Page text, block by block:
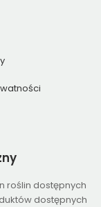
roślin dostępnych
dostępnych